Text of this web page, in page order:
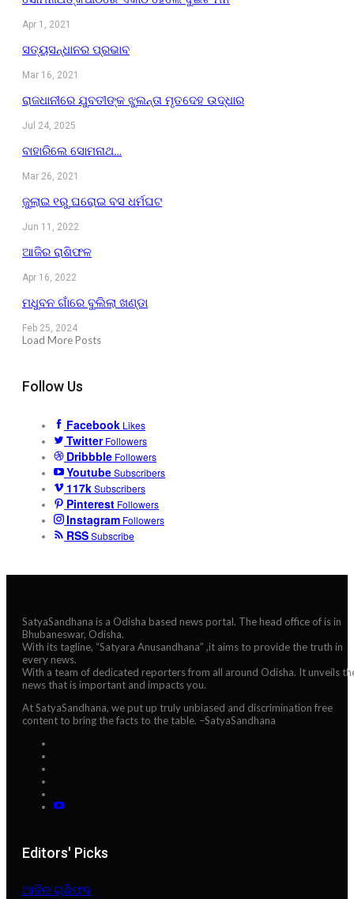
Apr 1, 2021
ସତ୍ୟସନ୍ଧାନର ପ୍ରଭାବ
Mar 16, 2021
ରାଜଧାନୀରେ ଯୁବତୀଙ୍କ ଝୁଲନ୍ତା ମୃତଦେହ ଉଦ୍ଧାର
Jul 24, 2025
ବାହାରିଲେ ସୋମନାଥ…
Mar 26, 2021
ଜୁଲାଇ ୧ରୁ ଘରୋଇ ବସ ଧର୍ମଘଟ
Jun 11, 2022
ଆଜିର ରାଶିଫଳ
Apr 16, 2022
ମଧୁବନ ଗାଁରେ ବୁଲିଲା ଖଣ୍ଡା
Feb 25, 2024
Load More Posts
Follow Us
Facebook Likes
Twitter Followers
Dribbble Followers
YoutubeSubscribers
117kSubscribers
Pinterest Followers
Instagram Followers
RSSSubscribe
SatyaSandhana is a Odisha based news portal. The head office of is in
Bhubaneswar, Odisha.
With its tagline, “Satyara Anusandhana” ,it aims to provide the truth in
every news.
With a team of dedicated reporters from all around Odisha. It unveils
news that is important and impacts you.
At SatyaSandhana, we put up truly unbiased and discrimination free
content to bring the facts to the table. –SatyaSandhana
Editors' Picks
ଆଜିର ରାଶିଫଳ